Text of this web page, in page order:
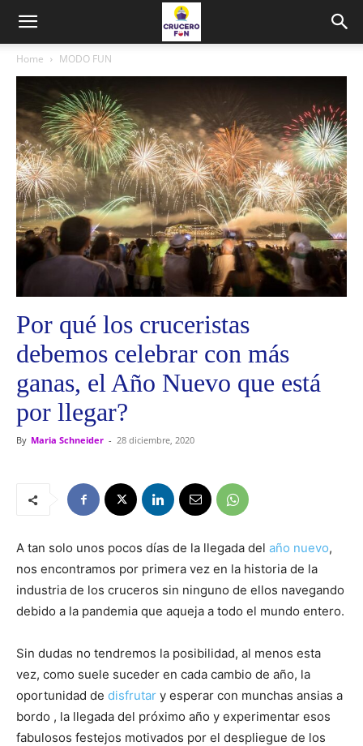
Home MODO FUN
Por qué los cruceristas
debemos celebrar con más
ganas, el Año Nuevo que está
por llegar?
By Maria Schneider - 28 diciembre, 2020
A tan solo unos pocos días de la llegada del año nuevo,
nos encontramos por primera vez en la historia de la
industria de los cruceros sin ninguno de ellos navegando
debido a la pandemia que aqueja a todo el mundo entero.
Sin dudas no tendremos la posibilidad, al menos esta
vez, como suele suceder en cada cambio de año, la
oportunidad de disfrutar y esperar con munchas ansias a
bordo , la llegada del próximo año y experimentar esos
fabulosos festejos motivados por el despliegue de los